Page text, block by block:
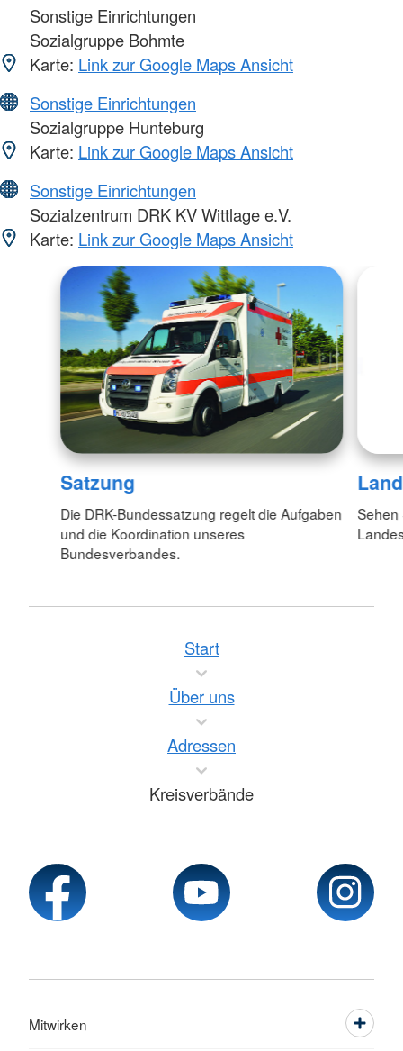
Sonstige Einrichtungen
Sozialgruppe Bohmte
Karte: Link zur Google Maps Ansicht
Sonstige Einrichtungen
Sozialgruppe Hunteburg
Karte: Link zur Google Maps Ansicht
Sonstige Einrichtungen
Sozialzentrum DRK KV Wittlage e.V.
Karte: Link zur Google Maps Ansicht
Satzung
Die DRK-Bundessatzung regelt die Aufgaben
und die Koordination unseres
Bundesverbandes.
Sehen
Start
Über uns
Adressen
Kreisverbände
Mitwirken